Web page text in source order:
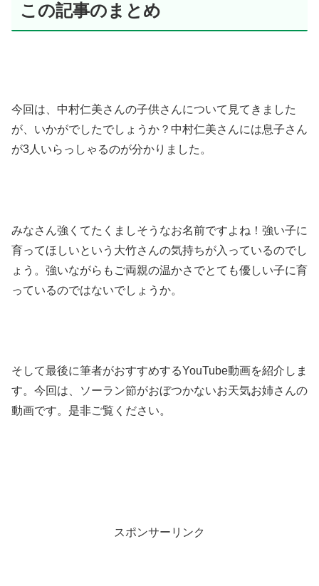
この記事のまとめ
今回は、中村仁美さんの子供さんについて見てきました
が、いかがでしたでしょうか？中村仁美さんには息子さん
が3人いらっしゃるのが分かりました。
みなさん強くてたくましそうなお名前ですよね！強い子に
育ってほしいという大竹さんの気持ちが入っているのでし
ょう。強いながらもご両親の温かさでとても優しい子に育
っているのではないでしょうか。
そして最後に筆者がおすすめするYouTube動画を紹介しま
す。今回は、ソーラン節がおぼつかないお天気お姉さんの
動画です。是非ご覧ください。
スポンサーリンク